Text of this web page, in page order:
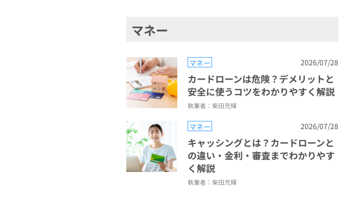
マネー
マネー 2026/07/28
カードローンは危険？デメリットと
安全に使うコツをわかりやすく解説
執筆者：柴田充輝
マネー 2026/07/28
キャッシングとは？カードローンと
の違い・金利・審査までわかりやす
く解説
執筆者：柴田充輝